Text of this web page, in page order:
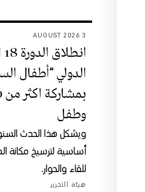
3 AUGUST 2026
الدولي “أطفال
وطفل
ويشكل هذا الحدث
أساسية لترسيخ مكانة
للقاء والحوار.
هيئة التحرير